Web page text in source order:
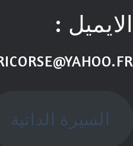
الايميل :
السيرة الداتية